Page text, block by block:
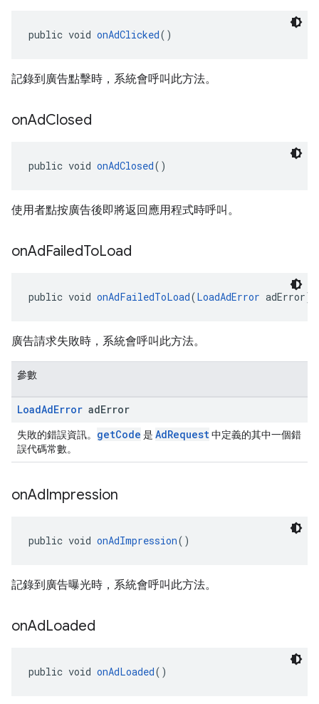
public void onAdClicked()
記錄到廣告點擊時，系統會呼叫此方法。
onAdClosed
public void onAdClosed()
使用者點按廣告後即將返回應用程式時呼叫。
onAdFailedToLoad
public void onAdFailedToLoad(LoadAdError adError)
廣告請求失敗時，系統會呼叫此方法。
參數
LoadAdError adError
失敗的錯誤資訊。 getCode 是 AdRequest中定義的其中一個錯
誤代碼常數。
onAdImpression
public void onAdImpression()
記錄到廣告曝光時，系統會呼叫此方法。
onAdLoaded
public void onAdLoaded()